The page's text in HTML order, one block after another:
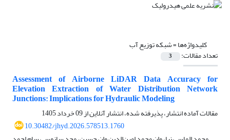
کلیدواژه‌ها =شبکه توزیع آب
تعداد مقالات: 3
Assessment of Airborne LiDAR Data Accuracy for
Elevation Extraction of Water Distribution Network
Junctions: Implications for Hydraulic Modeling
مقالات آماده انتشار، پذیرفته شده، انتشار آنلاین از09 خرداد 1405
10.30482/jhyd.2026.578513.1760